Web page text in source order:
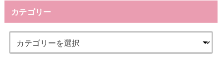
カテゴリー